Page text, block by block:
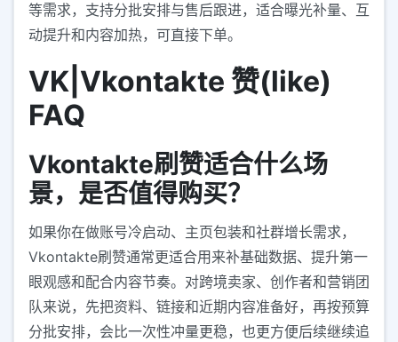
等需求，支持分批安排与售后跟进，适合曝光补量、互
动提升和内容加热，可直接下单。
VK|Vkontakte 赞(like)
FAQ
Vkontakte刷赞适合什么场
景，是否值得购买？
如果你在做账号冷启动、主页包装和社群增长需求，
Vkontakte刷赞通常更适合用来补基础数据、提升第一
眼观感和配合内容节奏。对跨境卖家、创作者和营销团
队来说，先把资料、链接和近期内容准备好，再按预算
分批安排，会比一次性冲量更稳，也更方便后续继续追